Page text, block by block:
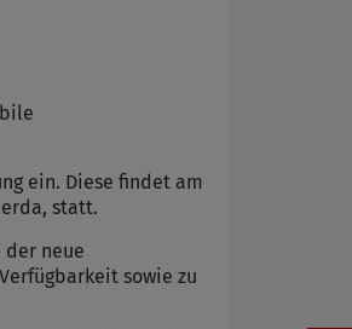
ein. Diese findet am
statt.
der neue
sowie zu